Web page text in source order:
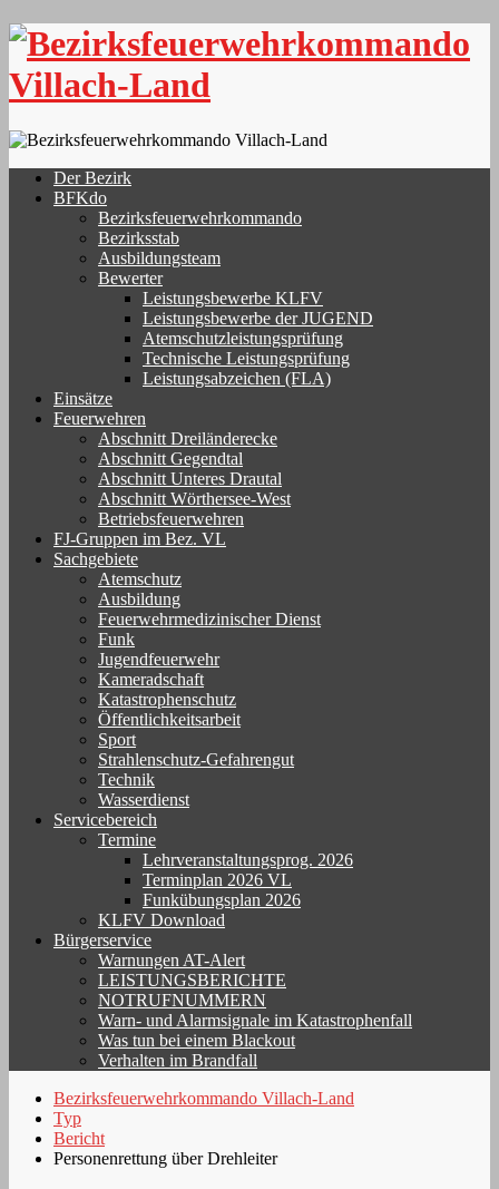
Skip
content
Der Bezirk
BFKdo
Bezirksfeuerwehrkommando
Bezirksstab
Ausbildungsteam
Bewerter
Leistungsbewerbe KLFV
Leistungsbewerbe der JUGEND
Atemschutzleistungsprüfung
Technische Leistungsprüfung
Leistungsabzeichen (FLA)
Einsätze
Feuerwehren
Abschnitt Dreiländerecke
Abschnitt Gegendtal
Abschnitt Unteres Drautal
Abschnitt Wörthersee-West
Betriebsfeuerwehren
FJ-Gruppen im Bez. VL
Sachgebiete
Atemschutz
Ausbildung
Feuerwehrmedizinischer Dienst
Funk
Jugendfeuerwehr
Kameradschaft
Katastrophenschutz
Öffentlichkeitsarbeit
Sport
Strahlenschutz-Gefahrengut
Technik
Wasserdienst
Servicebereich
Termine
Lehrveranstaltungsprog. 2026
Terminplan 2026 VL
Funkübungsplan 2026
KLFV Download
Bürgerservice
Warnungen AT-Alert
LEISTUNGSBERICHTE
NOTRUFNUMMERN
Warn- und Alarmsignale im Katastrophenfall
Was tun bei einem Blackout
Verhalten im Brandfall
Bezirksfeuerwehrkommando Villach-Land
Typ
Bericht
Personenrettung über Drehleiter